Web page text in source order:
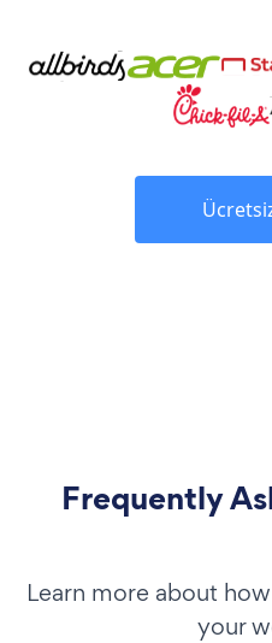
Frequently
Learn more about
your